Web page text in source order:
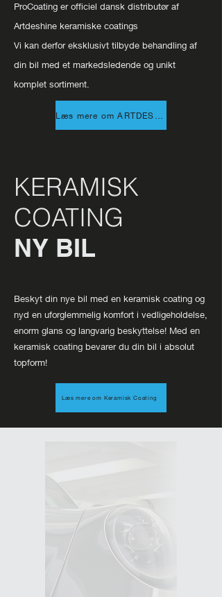
ProCoating er officiel dansk distributør af
Artdeshine keramiske coatings
Vi kan derfor eksklusivt tilbyde behandling af
din bil med et markedsledende og unikt
komplet sortiment.
KERAMISK
COATING
NY BIL
Beskyt din nye bil med en keramisk coating og
nyd en uforglemmelig komfort i vedligeholdelse,
enorm glans og langvarig beskyttelse! Med en
keramisk coating bevarer du din bil i absolut
topform!
Læs mere om Keramisk Coating